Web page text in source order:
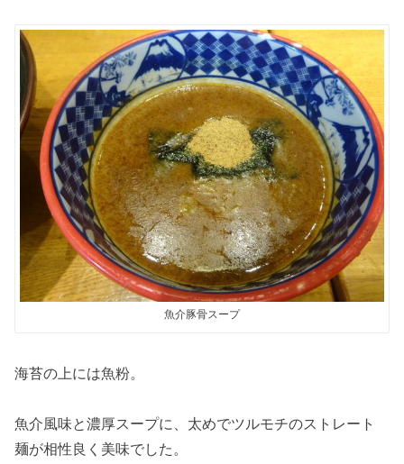
魚介豚骨スープ
海苔の上には魚粉。
魚介風味と濃厚スープに、太めでツルモチのストレート
麺が相性良く美味でした。